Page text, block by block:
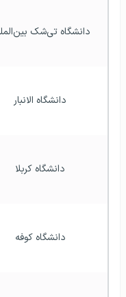
دانشگاه تی‌شک بین‌المللی
دانشگاه الانبار
دانشگاه کربلا
دانشگاه کوفه